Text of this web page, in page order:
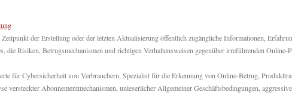
der Erstellung oder der letzten Aktualisierung öffentlich zugängliche Informationen,
Risiken, Betrugsmechanismen und richtigen Verhaltensweisen gegenüber irreführenden Online-
für Cybersicherheit von Verbrauchern, Spezialist für die Erkennung von Online-Betrug,
Abonnementmechanismen, unleserlicher Allgemeiner Geschäftsbedingungen,